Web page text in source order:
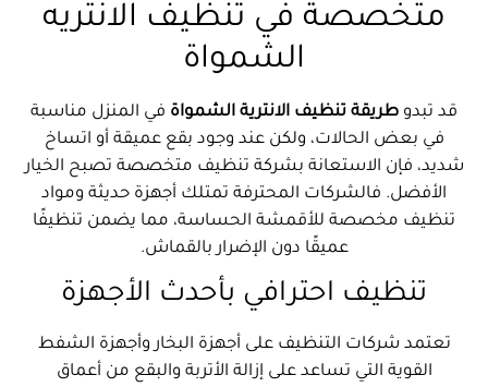
متخصصة في تنظيف الانتريه
الشمواة
قد تبدو طريقة تنظيف الانترية الشمواة في المنزل مناسبة
في بعض الحالات، ولكن عند وجود بقع عميقة أو اتساخ
شديد، فإن الاستعانة بشركة تنظيف متخصصة تصبح الخيار
الأفضل. فالشركات المحترفة تمتلك أجهزة حديثة ومواد
تنظيف مخصصة للأقمشة الحساسة، مما يضمن تنظيفًا
عميقًا دون الإضرار بالقماش.
تنظيف احترافي بأحدث الأجهزة
تعتمد شركات التنظيف على أجهزة البخار وأجهزة الشفط
القوية التي تساعد على إزالة الأتربة والبقع من أعماق